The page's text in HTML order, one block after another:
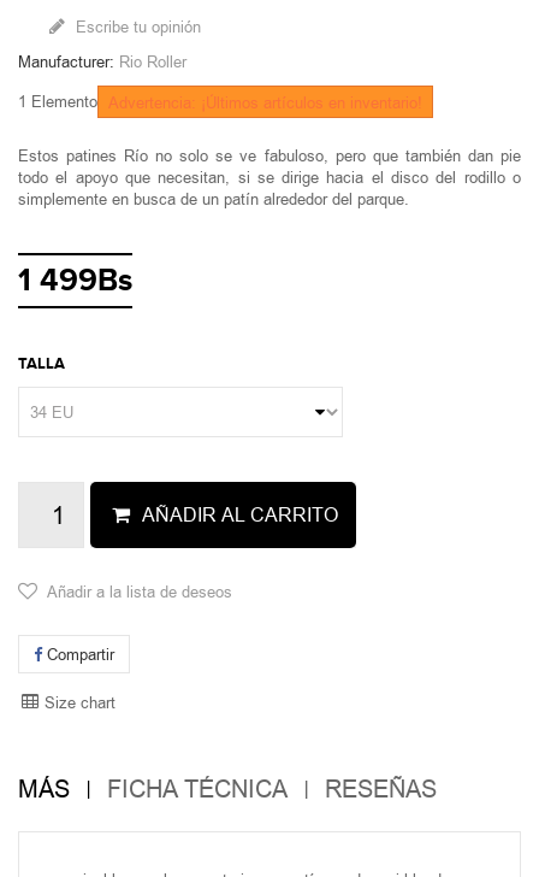
Escribe tu opinión
Manufacturer: Rio Roller
1 Elemento Advertencia: ¡Últimos artículos en inventario!
Estos patines Río no solo se ve fabuloso, pero que también dan pie
todo el apoyo que necesitan, si se dirige hacia el disco del rodillo o
simplemente en busca de un patín alrededor del parque.
1 499Bs
TALLA
AÑADIR AL CARRITO
Añadir a la lista de deseos
Compartir
Size chart
MÁS FICHA TÉCNICA RESEÑAS